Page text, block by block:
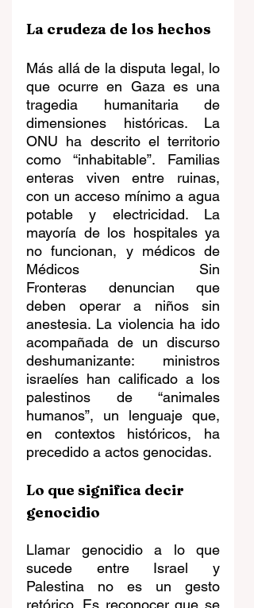
La crudeza de los hechos
Más allá de la disputa legal, lo
que ocurre en Gaza es una
tragedia humanitaria de
dimensiones históricas. La
ONU ha descrito el territorio
como “inhabitable”. Familias
enteras viven entre ruinas,
con un acceso mínimo a agua
potable y electricidad. La
mayoría de los hospitales ya
no funcionan, y médicos de
Médicos Sin
Fronteras denuncian que
deben operar a niños sin
anestesia. La violencia ha ido
acompañada de un discurso
deshumanizante: ministros
israelíes han calificado a los
palestinos de “animales
humanos”, un lenguaje que,
en contextos históricos, ha
precedido a actos genocidas.
Lo que significa decir
genocidio
Llamar genocidio a lo que
sucede entre Israel y
Palestina no es un gesto
retórico. Es reconocer que se